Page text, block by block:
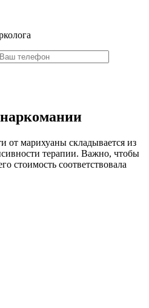
от марихуаны складывается из
терапии. Важно, чтобы
стоимость соответствовала